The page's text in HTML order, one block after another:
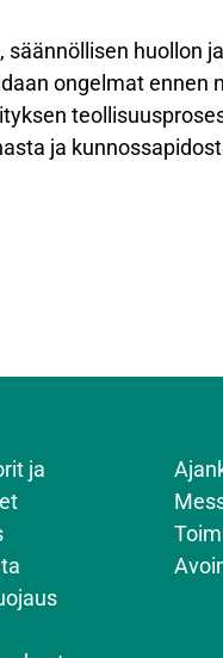
huollon
ongelmat ennen
ja
ja